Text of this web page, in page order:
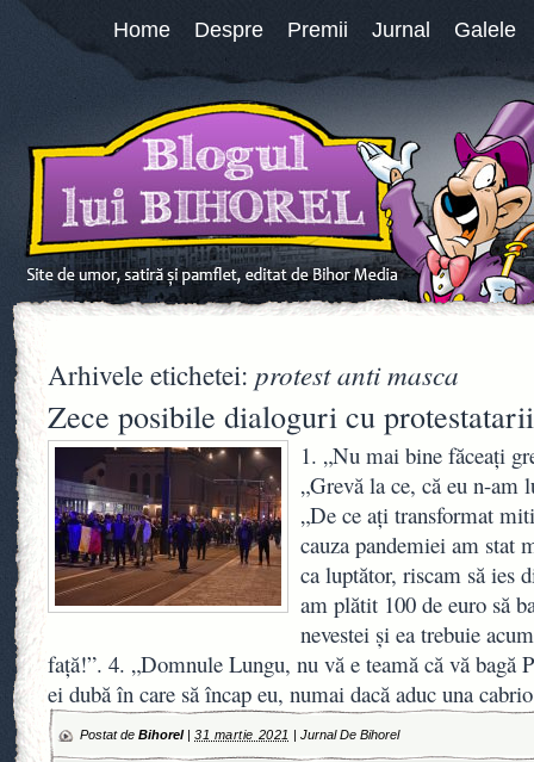
Home Despre Premii Jurnal Galele
Arhivele etichetei: protest anti masca
Zece posibile dialoguri cu
1. „Nu mai bine făceați
„Grevă la ce, că eu n-am
„De ce ați transformat
cauza pandemiei am stat
ca luptător, riscam să ies
am plătit 100 de euro să
nevestei și ea trebuie
față!”. 4. „Domnule Lungu, nu vă e teamă că vă bagă
ei dubă în care să încap eu, numai dacă aduc una
Postat de Bihorel| 31 martie 2021 | Jurnal De Bihorel